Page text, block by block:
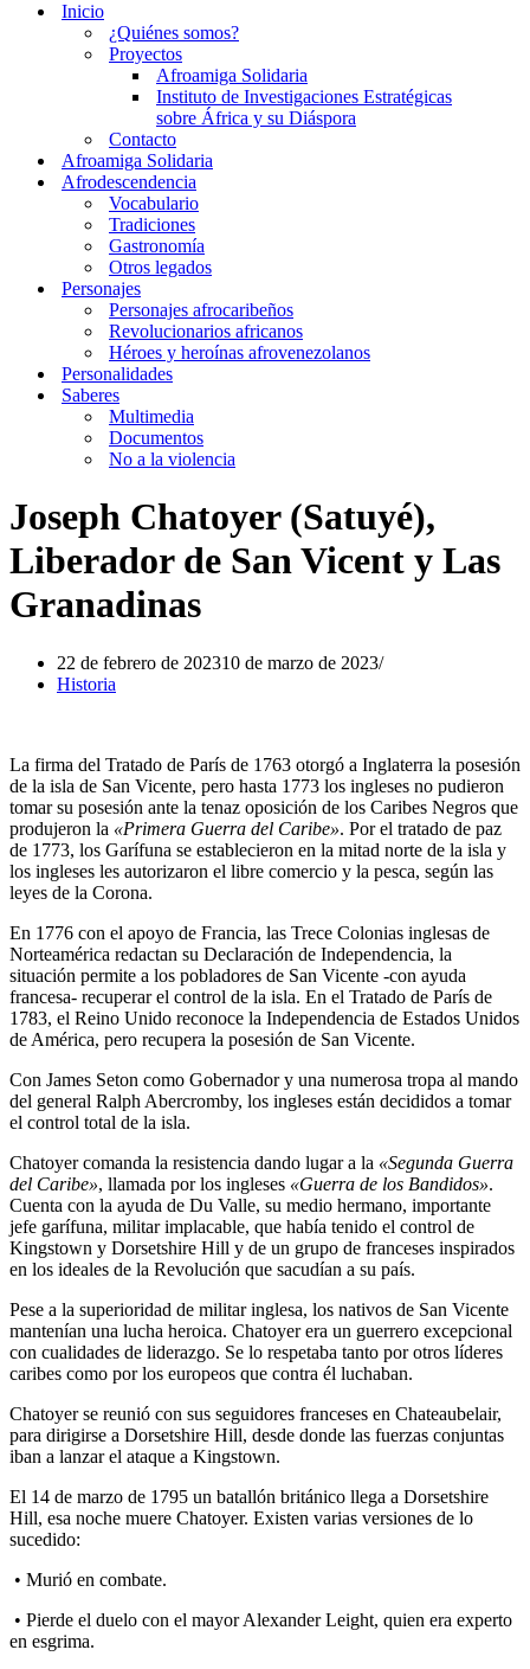
Inicio
¿Quiénes somos?
Proyectos
Afroamiga Solidaria
Instituto de Investigaciones Estratégicas
sobre África y su Diáspora
Contacto
Afroamiga Solidaria
Afrodescendencia
Vocabulario
Tradiciones
Gastronomía
Otros legados
Personajes
Personajes afrocaribeños
Revolucionarios africanos
Héroes y heroínas afrovenezolanos
Personalidades
Saberes
Multimedia
Documentos
No a la violencia
Joseph Chatoyer (Satuyé),
Liberador de San Vicent y Las
Granadinas
22 de febrero de 202310 de marzo de 2023
Historia
La firma del Tratado de París de 1763 otorgó a Inglaterra la posesión
de la isla de San Vicente, pero hasta 1773 los ingleses no pudieron
tomar su posesión ante la tenaz oposición de los Caribes Negros que
produjeron la «Primera Guerra del Caribe». Por el tratado de paz
de 1773, los Garífuna se establecieron en la mitad norte de la isla y
los ingleses les autorizaron el libre comercio y la pesca, según las
leyes de la Corona.
En 1776 con el apoyo de Francia, las Trece Colonias inglesas de
Norteamérica redactan su Declaración de Independencia, la
situación permite a los pobladores de San Vicente -con ayuda
francesa- recuperar el control de la isla. En el Tratado de París de
1783, el Reino Unido reconoce la Independencia de Estados Unidos
de América, pero recupera la posesión de San Vicente.
Con James Seton como Gobernador y una numerosa tropa al mando
del general Ralph Abercromby, los ingleses están decididos a tomar
el control total de la isla.
Chatoyer comanda la resistencia dando lugar a la «Segunda Guerra
del Caribe», llamada por los ingleses «Guerra de los Bandidos».
Cuenta con la ayuda de Du Valle, su medio hermano, importante
jefe garífuna, militar implacable, que había tenido el control de
Kingstown y Dorsetshire Hill y de un grupo de franceses inspirados
en los ideales de la Revolución que sacudían a su país.
Pese a la superioridad de militar inglesa, los nativos de San Vicente
mantenían una lucha heroica. Chatoyer era un guerrero excepcional
con cualidades de liderazgo. Se lo respetaba tanto por otros líderes
caribes como por los europeos que contra él luchaban.
Chatoyer se reunió con sus seguidores franceses en Chateaubelair,
para dirigirse a Dorsetshire Hill, desde donde las fuerzas conjuntas
iban a lanzar el ataque a Kingstown.
El 14 de marzo de 1795 un batallón británico llega a Dorsetshire
Hill, esa noche muere Chatoyer. Existen varias versiones de lo
sucedido:
• Murió en combate.
• Pierde el duelo con el mayor Alexander Leight, quien era experto
en esgrima.